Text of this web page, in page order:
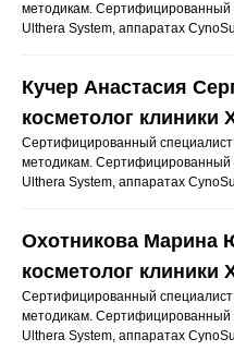
методикам. Сертифицированный
Ulthera System, аппаратах
Кучер Анастасия
косметолог клиники
Сертифицированный
методикам. Сертифицированный
Ulthera System, аппаратах
Охотникова Марина
косметолог клиники
Сертифицированный
методикам. Сертифицированный
Ulthera System, аппаратах